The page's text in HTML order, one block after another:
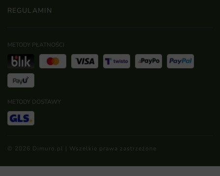
REGULAMIN
METODY PŁATNOŚCI
METODY DOSTAWY
© 2026 Dimuro.pl | Wszelkie prawa zastrzeżone